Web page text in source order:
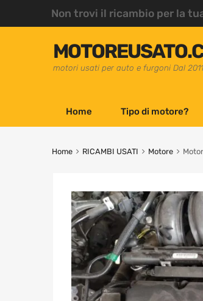
Non trovi il ricambio per la
motori usati per auto e furgoni Dal 2011
Home Tipo di motore?
Home RICAMBI USATI Motore